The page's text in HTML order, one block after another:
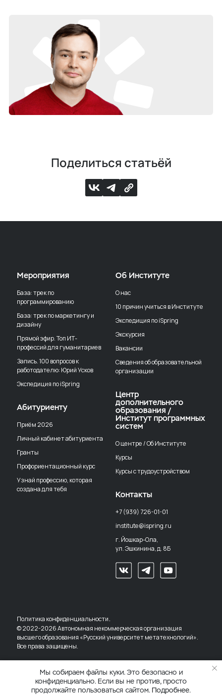
Поделиться статьёй
Мероприятия
База: трек по
программированию
База: трек по маркетингу и
дизайну
Прямой эфир. Топ ИТ-
профессий для гуманитариев
Запись. 100 вопросов к
работодателю: Юрий Усков
Экспедиция по iSpring
Абитуриенту
Приём 2026
Личный кабинет абитуриента
Гранты
Профориентационный курс
Узнай профессию, которая
создана для тебя
Об Институте
О нас
10 причин учиться в Институте
Экспедиция по iSpring
Экскурсия
Вакансии
Сведения об образовательной
организации
Центр
дополнительного
образования /
Институт программных
систем
О центре / Об Институте
Курсы
Курсы с трудоустройством
Контакты
+7 (939) 726-01-01
institute@ispring.ru
г. Йошкар-Ола,
ул. Эшкинина, д. 8Б
Политика конфиденциальности.
© 2022-2026 Автономная некоммерческая организация
высшего образования «Русский университет метатехнологий».
Все права защищены.
Мы собираем файлы куки. Это безопасно и
конфиденциально. Если вы не против, просто
продолжайте пользоваться сайтом. Подробнее.